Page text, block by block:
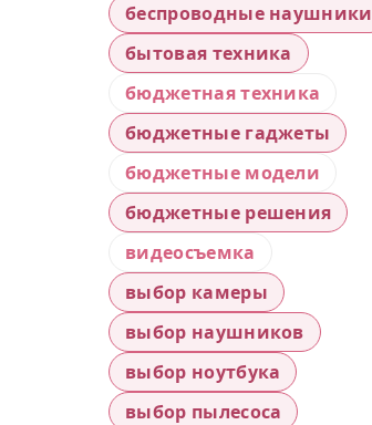
беспроводные наушники
бытовая техника
бюджетная техника
бюджетные гаджеты
бюджетные модели
бюджетные решения
видеосъемка
выбор камеры
выбор наушников
выбор ноутбука
выбор пылесоса